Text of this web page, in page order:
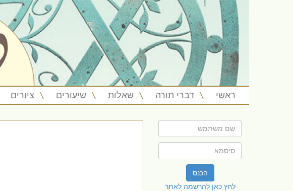
ראשי דברי תורה שאלות שיעורים ציורים
הכנס
לחץ כאן להרשמה לאתר